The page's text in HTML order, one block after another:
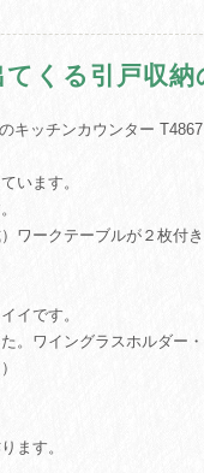
くる引戸収
キッチンカウンター T4867
います。
ワークテーブルが２枚付き
イです。
。ワイングラスホルダー
ます。